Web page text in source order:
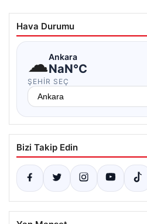
Hava Durumu
☁Ankara
NaN°C
ŞEHIR SEÇ
Bizi Takip Edin